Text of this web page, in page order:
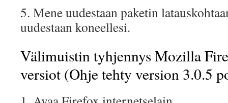
5. Mene uudestaan paketin
uudestaan koneellesi.
Välimuistin tyhjennys Mozilla
versiot (Ohje tehty version 3.0.5